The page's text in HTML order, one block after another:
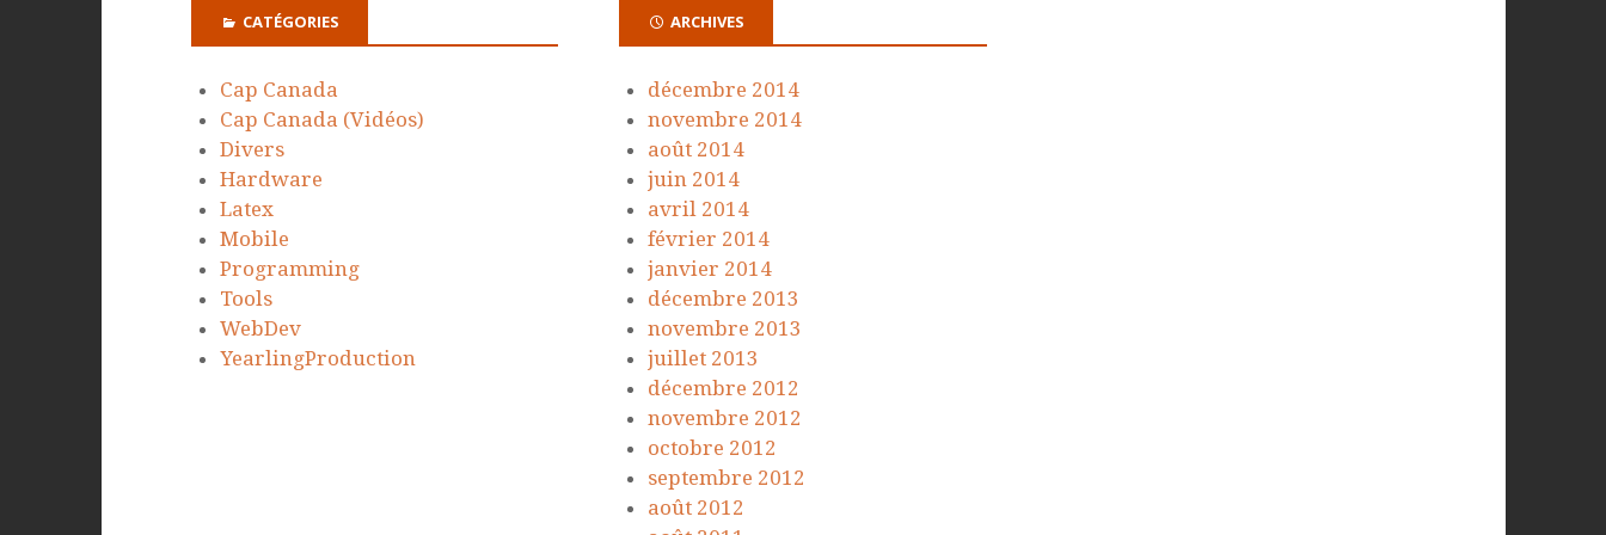
CATÉGORIES
Cap Canada
Cap Canada (Vidéos)
Divers
Hardware
Latex
Mobile
Programming
Tools
WebDev
YearlingProduction
ARCHIVES
décembre 2014
novembre 2014
août 2014
juin 2014
avril 2014
février 2014
janvier 2014
décembre 2013
novembre 2013
juillet 2013
décembre 2012
novembre 2012
octobre 2012
septembre 2012
août 2012